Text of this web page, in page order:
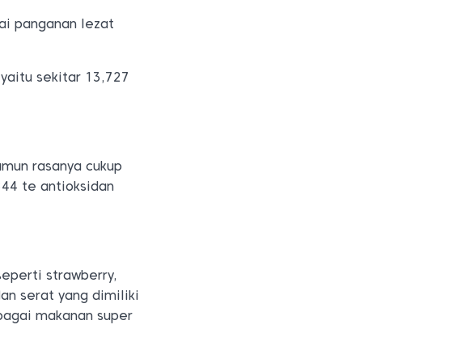
panganan lezat
sekitar 13,727
rasanya cukup
te antioksidan
strawberry,
serat yang dimiliki
makanan super